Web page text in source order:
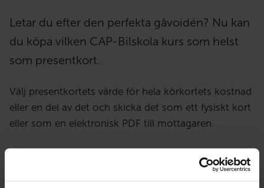
Letar du efter den perfekta gåvoidén? Nu kan
du köpa vilken CAP-Bilskola kurs som helst
som presentkort.
Välj presentkortets värde för hela körkortets kostnad
eller en del av det och skicka det som ett fysiskt kort
eller som en elektronisk PDF till mottagaren.